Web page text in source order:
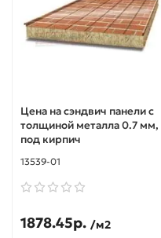
Цена на сэндвич панели с
толщиной металла 0.7 мм,
под кирпич
13539-01
1878.45р. /м2